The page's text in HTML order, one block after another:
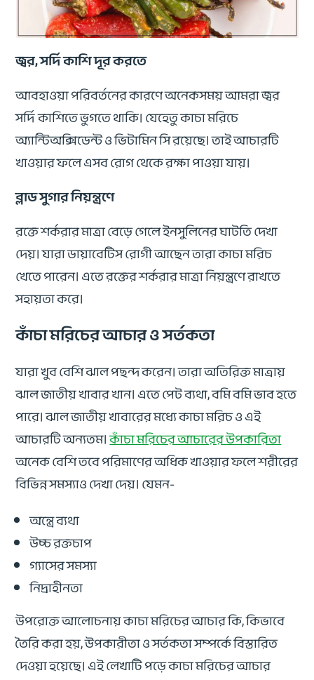
জ্বর, সর্দি কাশি দূর করতে
আবহাওয়া পরিবর্তনের কারণে অনেকসময় আমরা জ্বর
সর্দি কাশিতে ভুগতে থাকি। যেহেতু কাচা মরিচে
অ্যান্টিঅক্সিডেন্ট ও ভিটামিন সি রয়েছে। তাই আচারটি
খাওয়ার ফলে এসব রোগ থেকে রক্ষা পাওয়া যায়।
ব্লাড সুগার নিয়ন্ত্রণে
রক্তে শর্করার মাত্রা বেড়ে গেলে ইনসুলিনের ঘাটতি দেখা
দেয়। যারা ডায়াবেটিস রোগী আছেন তারা কাচা মরিচ
খেতে পারেন। এতে রক্তের শর্করার মাত্রা নিয়ন্ত্রণে রাখতে
সহায়তা করে।
কাঁচা মরিচের আচার ও সর্তকতা
যারা খুব বেশি ঝাল পছন্দ করেন। তারা অতিরিক্ত মাত্রায়
ঝাল জাতীয় খাবার খান। এতে পেট ব্যথা, বমি বমি ভাব হতে
পারে। ঝাল জাতীয় খাবারের মধ্যে কাচা মরিচ ও এই
আচারটি অন্যতম।কাঁচা মরিচের আচারের উপকারিতা
অনেক বেশি তবে পরিমাণের অধিক খাওয়ার ফলে শরীরের
বিভিন্ন সমস্যাও দেখা দেয়। যেমন-
অন্ত্রে ব্যথা
উচ্চ রক্তচাপ
গ্যাসের সমস্যা
নিদ্রাহীনতা
উপরোক্ত আলোচনায় কাচা মরিচের আচার কি, কিভাবে
তৈরি করা হয়, উপকারীতা ও সর্তকতা সম্পর্কে বিস্তারিত
দেওয়া হয়েছে। এই লেখাটি পড়ে কাচা মরিচের আচার